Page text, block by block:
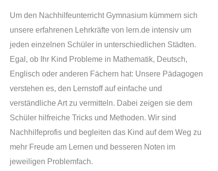
Um den Nachhilfeunterricht Gymnasium kümmern sich
unsere erfahrenen Lehrkräfte von lern.de intensiv um
jeden einzelnen Schüler in unterschiedlichen Städten.
Egal, ob Ihr Kind Probleme in Mathematik, Deutsch,
Englisch oder anderen Fächern hat: Unsere Pädagogen
verstehen es, den Lernstoff auf einfache und
verständliche Art zu vermitteln. Dabei zeigen sie dem
Schüler hilfreiche Tricks und Methoden. Wir sind
Nachhilfeprofis und begleiten das Kind auf dem Weg zu
mehr Freude am Lernen und besseren Noten im
jeweiligen Problemfach.